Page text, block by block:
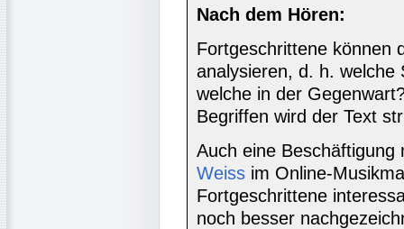
Nach dem Hören:
Fortgeschrittene können
analysieren, d. h. welche
welche in der
Begriffen wird der Text
Auch eine
Weiss im Online-
Fortgeschrittene
noch besser